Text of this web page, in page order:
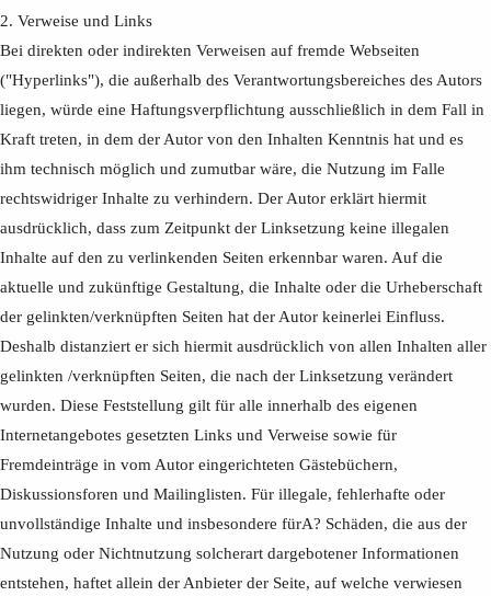
2. Verweise und Links
Bei direkten oder indirekten Verweisen auf fremde Webseiten
("Hyperlinks"), die außerhalb des Verantwortungsbereiches des Autors
liegen, würde eine Haftungsverpflichtung ausschließlich in dem Fall in
Kraft treten, in dem der Autor von den Inhalten Kenntnis hat und es
ihm technisch möglich und zumutbar wäre, die Nutzung im Falle
rechtswidriger Inhalte zu verhindern. Der Autor erklärt hiermit
ausdrücklich, dass zum Zeitpunkt der Linksetzung keine illegalen
Inhalte auf den zu verlinkenden Seiten erkennbar waren. Auf die
aktuelle und zukünftige Gestaltung, die Inhalte oder die Urheberschaft
der gelinkten/verknüpften Seiten hat der Autor keinerlei Einfluss.
Deshalb distanziert er sich hiermit ausdrücklich von allen Inhalten aller
gelinkten /verknüpften Seiten, die nach der Linksetzung verändert
wurden. Diese Feststellung gilt für alle innerhalb des eigenen
Internetangebotes gesetzten Links und Verweise sowie für
Fremdeinträge in vom Autor eingerichteten Gästebüchern,
Diskussionsforen und Mailinglisten. Für illegale, fehlerhafte oder
unvollständige Inhalte und insbesondere fürA? Schäden, die aus der
Nutzung oder Nichtnutzung solcherart dargebotener Informationen
entstehen, haftet allein der Anbieter der Seite, auf welche verwiesen